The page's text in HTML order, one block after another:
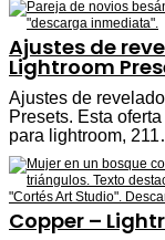
Ajustes de
Lightroom
Ajustes de
Presets. Esta
para lightroom,
Copper –